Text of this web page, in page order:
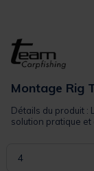
Montage Rig
Détails du produit :
solution pratique et
4